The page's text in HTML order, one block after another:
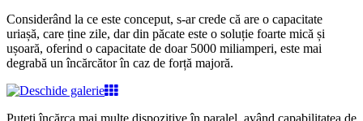
Considerând la ce este conceput, s-ar crede că are o capacitate
uriașă, care ține zile, dar din păcate este o soluție foarte mică și
ușoară, oferind o capacitate de doar 5000 miliamperi, este mai
degrabă un încărcător în caz de forță majoră.